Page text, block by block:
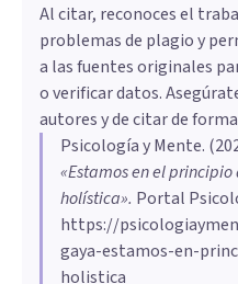
Al citar, reconoces el
problemas de plagio y
a las fuentes originales
o verificar datos.
autores y de citar de
Psicología y Mente. (
«Estamos en el
holística». Portal
https://
gaya-estamos-en-
holistica